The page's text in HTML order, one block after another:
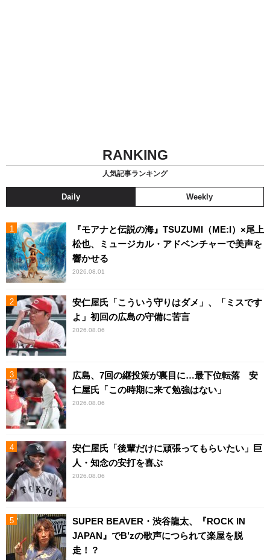
RANKING
人気記事ランキング
Daily Weekly
『モアナと伝説の海』TSUZUMI（ME:I）×尾上
松也、ミュージカル・アドベンチャーで美声を
響かせる
2026.08.01
安仁屋氏「こういう守りはダメ」、「ミスです
よ」初回の広島の守備に苦言
2026.08.06
広島、7回の継投策が裏目に…最下位転落 安
仁屋氏「この時期に来て勉強はない」
2026.08.06
安仁屋氏「後輩だけに頑張ってもらいたい」巨
人・知念の安打を喜ぶ
2026.08.06
SUPER BEAVER・渋谷龍太、『ROCK IN
JAPAN』でB’zの歌声につられて楽屋を脱
走！？